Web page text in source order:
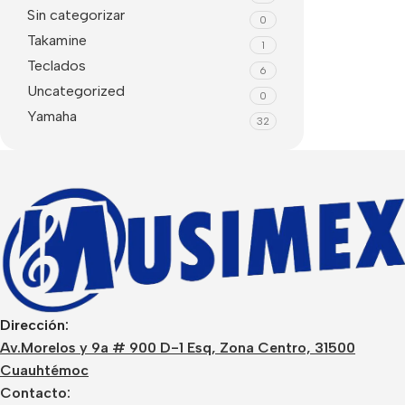
Sin categorizar 0
Takamine 1
Teclados 6
Uncategorized 0
Yamaha 32
Dirección:
Av.Morelos y 9a # 900 D-1 Esq, Zona Centro, 31500
Cuauhtémoc
Contacto: